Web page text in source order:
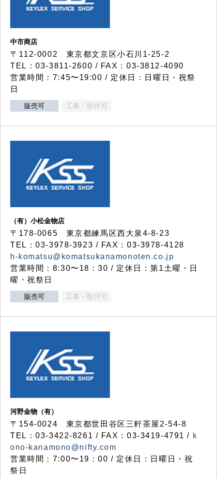
中市商店
〒112-0002 東京都文京区小石川1-25-2
TEL：03-3811-2600 / FAX：03-3812-4090
営業時間：7:45〜19:00 / 定休日：日曜日・祝祭
日
販売可 工事・取付可
（有）小松金物店
〒178-0065 東京都練馬区西大泉4-8-23
TEL：03-3978-3923 / FAX：03-3978-4128
h-komatsu@komatsukanamonoten.co.jp
営業時間：8:30〜18：30 / 定休日：第1土曜・日
曜・祝祭日
販売可 工事・取付可
河野金物（有）
〒154-0024 東京都世田谷区三軒茶屋2-54-8
TEL：03-3422-8261 / FAX：03-3419-4791 / k
ono-kanamono@nifty.com
営業時間：7:00〜19：00 / 定休日：日曜日・祝
祭日